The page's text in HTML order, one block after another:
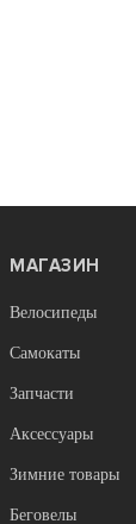
МАГАЗИН
Велосипеды
Самокаты
Запчасти
Аксессуары
Зимние товары
Беговелы